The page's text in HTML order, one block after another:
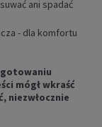
ani spadać
- dla komfortu
mógł wkraść
niezwłocznie